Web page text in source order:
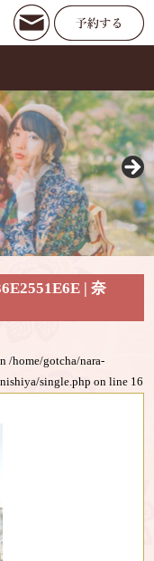
| 奈
/home/gotcha/nara-
single.php on line 16